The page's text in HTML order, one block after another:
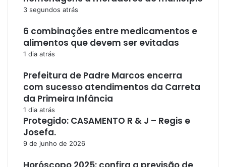
3 segundos atrás
6 combinações entre medicamentos e
alimentos que devem ser evitadas
1 dia atrás
Prefeitura de Padre Marcos encerra
com sucesso atendimentos da Carreta
da Primeira Infância
1 dia atrás
Protegido: CASAMENTO R & J – Regis e
Josefa.
9 de junho de 2026